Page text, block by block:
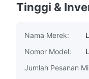
Tinggi &
Nama Merek:
Nomor Model:
Jumlah Pesanan